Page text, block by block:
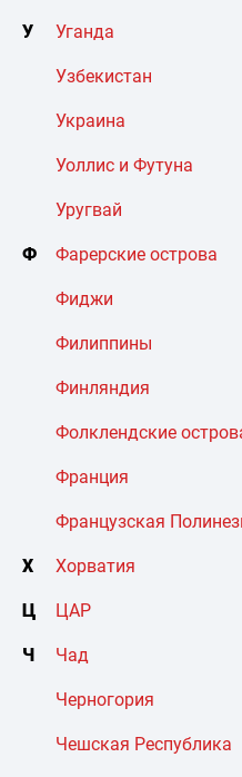
У Уганда
Узбекистан
Украина
Уоллис и Футуна
Уругвай
Ф Фарерские острова
Фиджи
Филиппины
Финляндия
Фолклендские
Франция
Французская
Х Хорватия
Ц ЦАР
Ч Чад
Черногория
Чешская Республика